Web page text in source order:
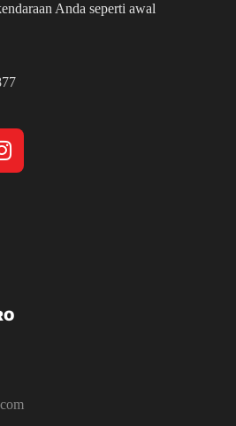
Anda seperti awal